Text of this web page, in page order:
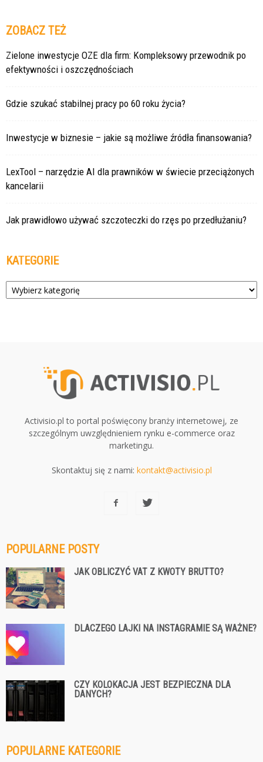
ZOBACZ TEŻ
Zielone inwestycje OZE dla firm: Kompleksowy przewodnik po
efektywności i oszczędnościach
Gdzie szukać stabilnej pracy po 60 roku życia?
Inwestycje w biznesie – jakie są możliwe źródła finansowania?
LexTool – narzędzie AI dla prawników w świecie przeciążonych
kancelarii
Jak prawidłowo używać szczoteczki do rzęs po przedłużaniu?
KATEGORIE
Kategorie
Activisio.pl to portal poświęcony branży internetowej, ze
szczególnym uwzględnieniem rynku e-commerce oraz
marketingu.
Skontaktuj się z nami: kontakt@activisio.pl
POPULARNE POSTY
JAK OBLICZYĆ VAT Z KWOTY BRUTTO?
DLACZEGO LAJKI NA INSTAGRAMIE SĄ WAŻNE?
CZY KOLOKACJA JEST BEZPIECZNA DLA
DANYCH?
POPULARNE KATEGORIE